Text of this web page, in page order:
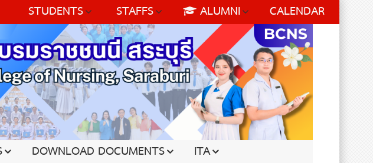
STUDENTS STAFFS ALUMNI CALENDAR
DOWNLOAD DOCUMENTS ITA